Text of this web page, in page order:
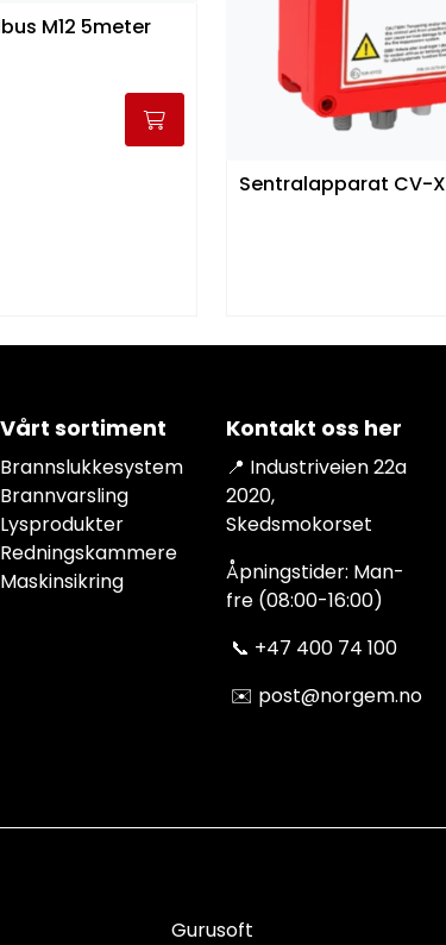
M12 5meter
Sentralapparat CV-X
Vårt sortiment
Brannslukkesystem
Brannvarsling
Lysprodukter
Redningskammere
Maskinsikring
Kontakt oss her
📍 Industriveien 22a
2020,
Skedsmokorset
Åpningstider: Man-
fre (08:00-16:00)
📞 +47 400 74 100
✉️ post@norgem.no
Gurusoft